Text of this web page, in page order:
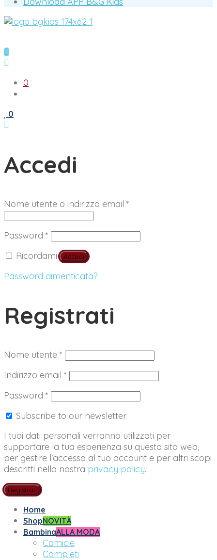
0
0
Accedi
Nome utente o indirizzo email *
Password * Richiesto
Ricordami
Accedi
Password dimenticata?
Registrati
Nome utente * Richiesto
Indirizzo email * Richiesto
Password * Richiesto
Subscribe to our newsletter
I tuoi dati personali verranno utilizzati per
supportare la tua esperienza su questo sito web,
per gestire l'accesso al tuo account e per altri scopi
descritti nella nostra privacy policy.
Registrati
Home
ShopNOVITÀ
BambinaALLA MODA
Camicie
Completi